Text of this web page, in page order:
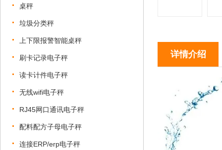
桌秤
垃圾分类秤
上下限报警智能桌秤
刷卡记录电子秤
读卡计件电子秤
无线wifi电子秤
RJ45网口通讯电子秤
配料配方子母电子秤
连接ERP/erp电子秤
详情介绍